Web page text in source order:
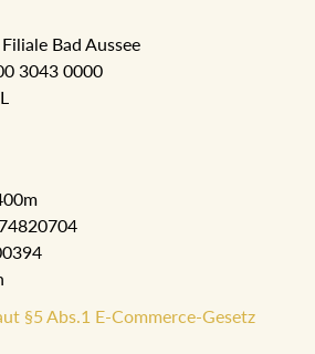
Bad Aussee
3043 0000
§5 Abs.1 E-Commerce-Gesetz